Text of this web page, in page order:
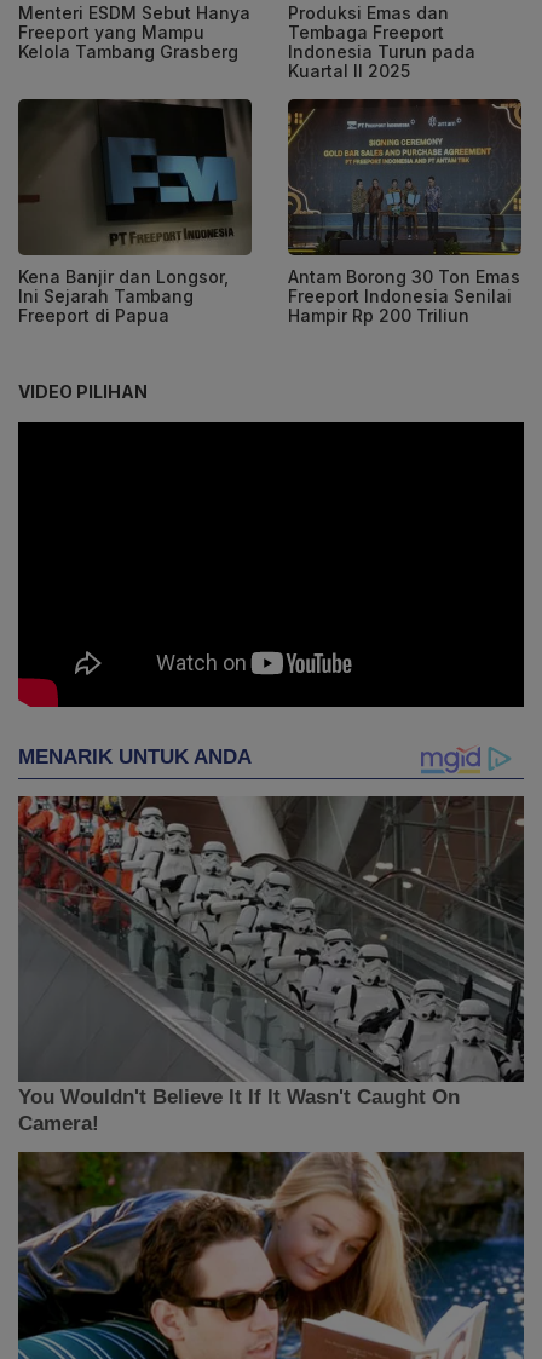
Menteri ESDM Sebut Hanya
Freeport yang Mampu
Kelola Tambang Grasberg
Produksi Emas dan
Tembaga Freeport
Indonesia Turun pada
Kuartal II 2025
Kena Banjir dan Longsor,
Ini Sejarah Tambang
Freeport di Papua
Antam Borong 30 Ton Emas
Freeport Indonesia Senilai
Hampir Rp 200 Triliun
VIDEO PILIHAN